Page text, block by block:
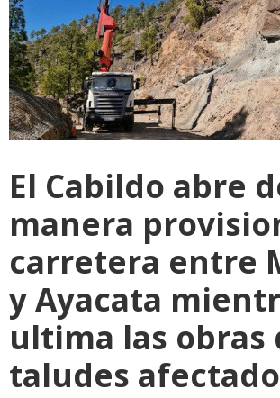
El Cabildo abre
manera
carretera entre
y Ayacata
ultima las obras
taludes